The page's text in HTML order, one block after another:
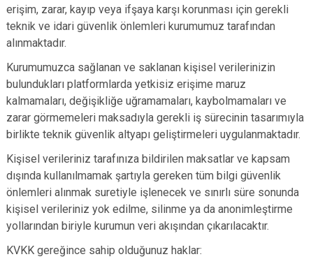
erişim, zarar, kayıp veya ifşaya karşı korunması için gerekli
teknik ve idari güvenlik önlemleri kurumumuz tarafından
alınmaktadır.
Kurumumuzca sağlanan ve saklanan kişisel verilerinizin
bulundukları platformlarda yetkisiz erişime maruz
kalmamaları, değişikliğe uğramamaları, kaybolmamaları ve
zarar görmemeleri maksadıyla gerekli iş sürecinin tasarımıyla
birlikte teknik güvenlik altyapı geliştirmeleri uygulanmaktadır.
Kişisel verileriniz tarafınıza bildirilen maksatlar ve kapsam
dışında kullanılmamak şartıyla gereken tüm bilgi güvenlik
önlemleri alınmak suretiyle işlenecek ve sınırlı süre sonunda
kişisel verileriniz yok edilme, silinme ya da anonimleştirme
yollarından biriyle kurumun veri akışından çıkarılacaktır.
KVKK gereğince sahip olduğunuz haklar: